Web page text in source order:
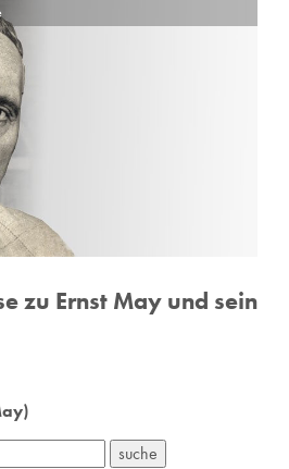
zu Ernst May und sein